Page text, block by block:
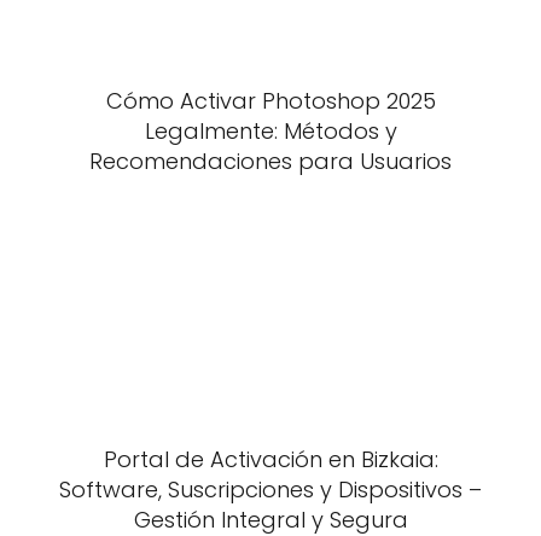
Cómo Activar Photoshop 2025
Legalmente: Métodos y
Recomendaciones para Usuarios
Portal de Activación en Bizkaia:
Software, Suscripciones y Dispositivos –
Gestión Integral y Segura